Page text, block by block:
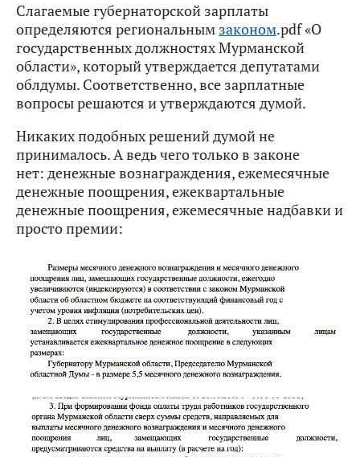
Слагаемые губернаторской зарплаты
определяются региональным законом.pdf «О
государственных должностях Мурманской
области», который утверждается депутатами
облдумы. Соответственно, все зарплатные
вопросы решаются и утверждаются думой.
Никаких подобных решений думой не
принималось. А ведь чего только в законе
нет: денежные вознаграждения, ежемесячные
денежные поощрения, ежеквартальные
денежные поощрения, ежемесячные надбавки и
просто премии: